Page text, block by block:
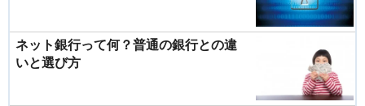
ネット銀行って何？普通の銀行との違
いと選び方